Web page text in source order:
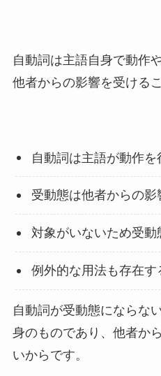
自動詞は主語自身で動作
他者からの影響を受ける
自動詞は主語が動作を
受動態は他者からの影
対象がいないため受動
例外的な用法も存在す
自動詞が受動態にならな
身のものであり、他者か
いからです。